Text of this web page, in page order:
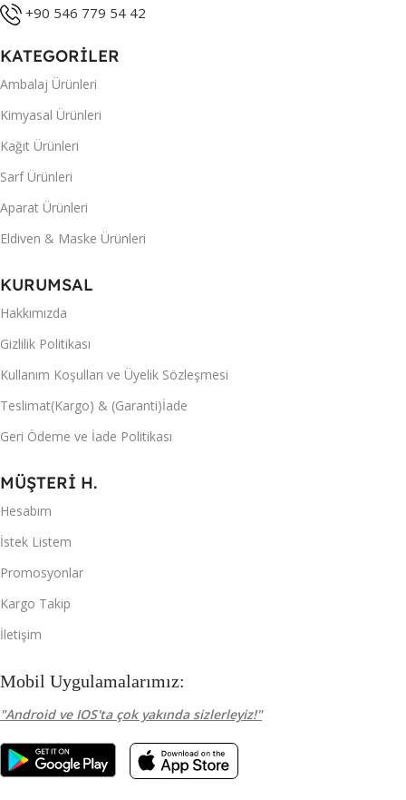
+90 546 779 54 42
KATEGORİLER
Ambalaj Ürünleri
Kimyasal Ürünleri
Kağıt Ürünleri
Sarf Ürünleri
Aparat Ürünleri
Eldiven & Maske Ürünleri
KURUMSAL
Hakkımızda
Gizlilik Politikası
Kullanım Koşulları ve Üyelik Sözleşmesi
Teslimat(Kargo) & (Garanti)İade
Geri Ödeme ve İade Politikası
MÜŞTERİ H.
Hesabım
İstek Listem
Promosyonlar
Kargo Takip
İletişim
Mobil Uygulamalarımız:
"Android ve IOS'ta çok yakında sizlerleyiz!"